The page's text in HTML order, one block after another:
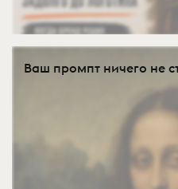
Ваш промпт ничего не